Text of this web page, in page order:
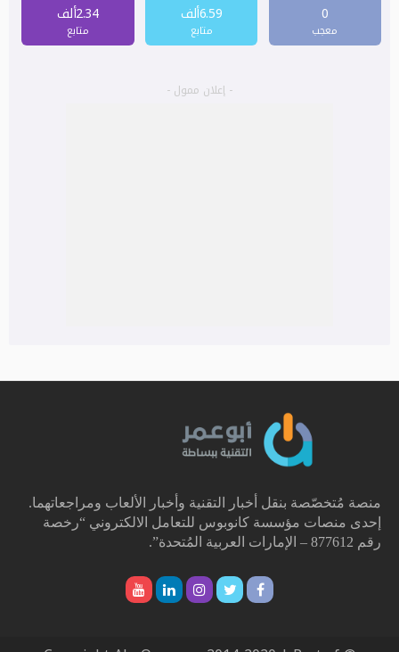
0
معجب
6.59ألف
متابع
2.34ألف
متابع
- إعلان ممول -
منصة مُتخصّصة بنقل أخبار التقنية وأخبار الألعاب ومراجعاتهما.
إحدى منصات مؤسسة كانوبوس للتعامل الالكتروني “رخصة
رقم 877612 – الإمارات العربية المُتحدة”.